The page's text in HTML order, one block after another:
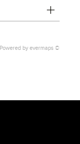
Powered by evermaps ©